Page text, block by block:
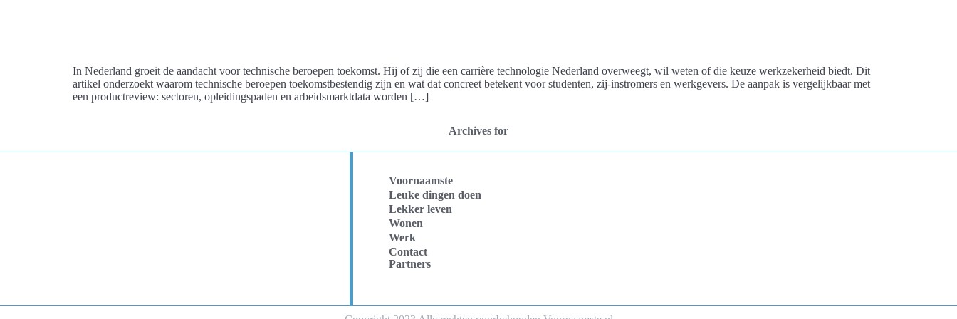
In Nederland groeit de aandacht voor technische beroepen toekomst. Hij of zij die een carrière technologie Nederland overweegt, wil weten of die keuze werkzekerheid biedt. Dit
artikel onderzoekt waarom technische beroepen toekomstbestendig zijn en wat dat concreet betekent voor studenten, zij-instromers en werkgevers. De aanpak is vergelijkbaar met
een productreview: sectoren, opleidingspaden en arbeidsmarktdata worden […]
Archives for
Voornaamste
Leuke dingen doen
Lekker leven
Wonen
Werk
Contact
Partners